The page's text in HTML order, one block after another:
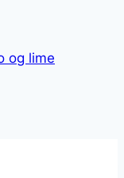
og lime